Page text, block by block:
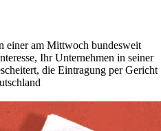
einer am Mittwoch bundesweit
Ihr Unternehmen in seiner
die Eintragung per Gericht